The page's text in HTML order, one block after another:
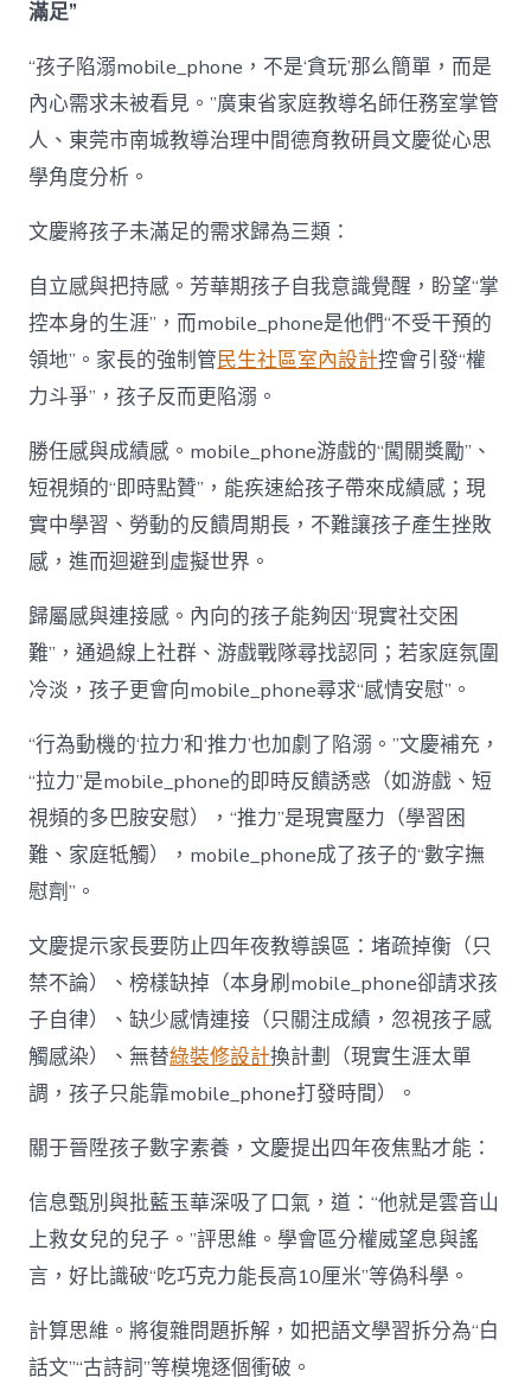
滿足”
“孩子陷溺mobile_phone，不是‘貪玩’那么簡單，而是
內心需求未被看見。”廣東省家庭教導名師任務室掌管
人、東莞市南城教導治理中間德育教研員文慶從心思
學角度分析。
文慶將孩子未滿足的需求歸為三類：
自立感與把持感。芳華期孩子自我意識覺醒，盼望“掌
控本身的生涯”，而mobile_phone是他們“不受干預的
領地”。家長的強制管民生社區室內設計控會引發“權
力斗爭”，孩子反而更陷溺。
勝任感與成績感。mobile_phone游戲的“闖關獎勵”、
短視頻的“即時點贊”，能疾速給孩子帶來成績感；現
實中學習、勞動的反饋周期長，不難讓孩子產生挫敗
感，進而迴避到虛擬世界。
歸屬感與連接感。內向的孩子能夠因“現實社交困
難”，通過線上社群、游戲戰隊尋找認同；若家庭氛圍
冷淡，孩子更會向mobile_phone尋求“感情安慰”。
“行為動機的‘拉力’和‘推力’也加劇了陷溺。”文慶補充，
“拉力”是mobile_phone的即時反饋誘惑（如游戲、短
視頻的多巴胺安慰），“推力”是現實壓力（學習困
難、家庭牴觸），mobile_phone成了孩子的“數字撫
慰劑”。
文慶提示家長要防止四年夜教導誤區：堵疏掉衡（只
禁不論）、榜樣缺掉（本身刷mobile_phone卻請求孩
子自律）、缺少感情連接（只關注成績，忽視孩子感
觸感染）、無替綠裝修設計換計劃（現實生涯太單
調，孩子只能靠mobile_phone打發時間）。
關于晉陞孩子數字素養，文慶提出四年夜焦點才能：
信息甄別與批藍玉華深吸了口氣，道：“他就是雲音山
上救女兒的兒子。”評思維。學會區分權威望息與謠
言，好比識破“吃巧克力能長高10厘米”等偽科學。
計算思維。將復雜問題拆解，如把語文學習拆分為“白
話文”“古詩詞”等模塊逐個衝破。